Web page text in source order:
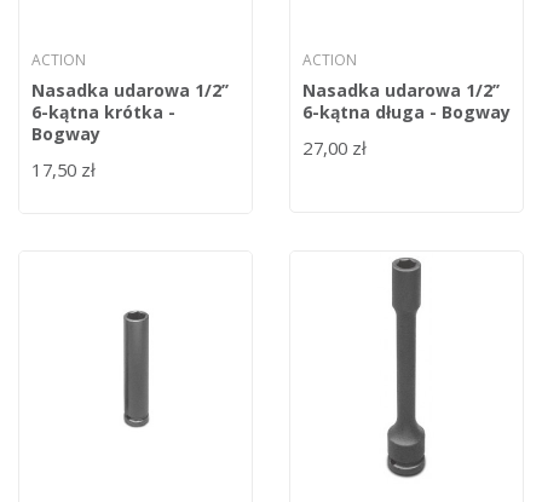
ACTION
Nasadka udarowa 1/2’’
6-kątna krótka -
Bogway
17,50 zł
ACTION
Nasadka udarowa 1/2’’
6-kątna długa - Bogway
27,00 zł